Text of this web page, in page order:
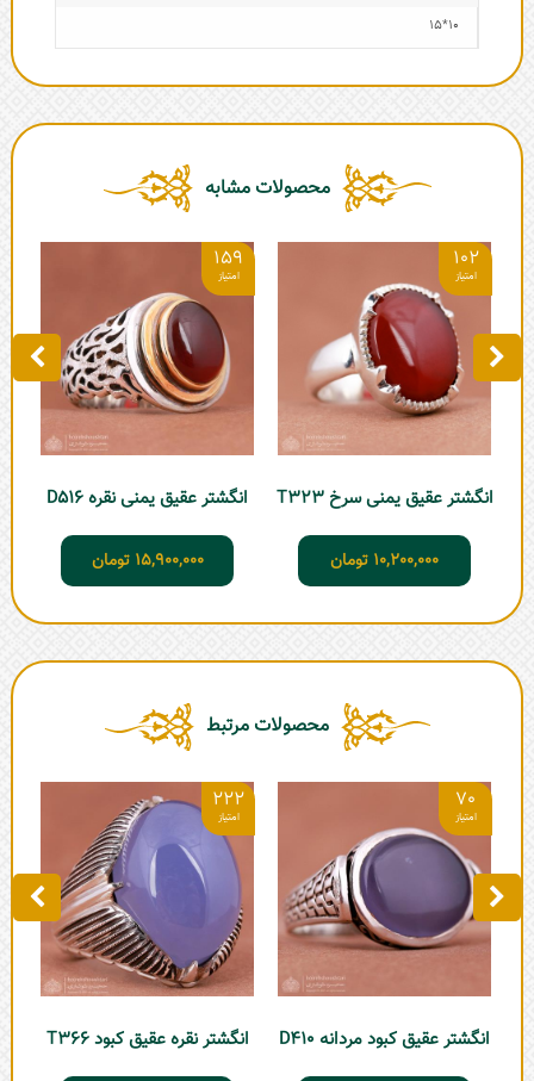
10*15
محصولات مشابه
102
انگشتر عقیق یمنی سرخ T323
10,200,000 تومان
159
انگشتر عقیق یمنی نقره D516
15,900,000 تومان
محصولات مرتبط
70
انگشتر عقیق کبود مردانه D410
222
انگشتر نقره عقیق کبود T366